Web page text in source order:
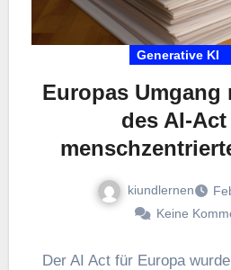
Generative KI
Europas Umgang
des AI-
kiundlernen
Keine
Der AI Act für Europa